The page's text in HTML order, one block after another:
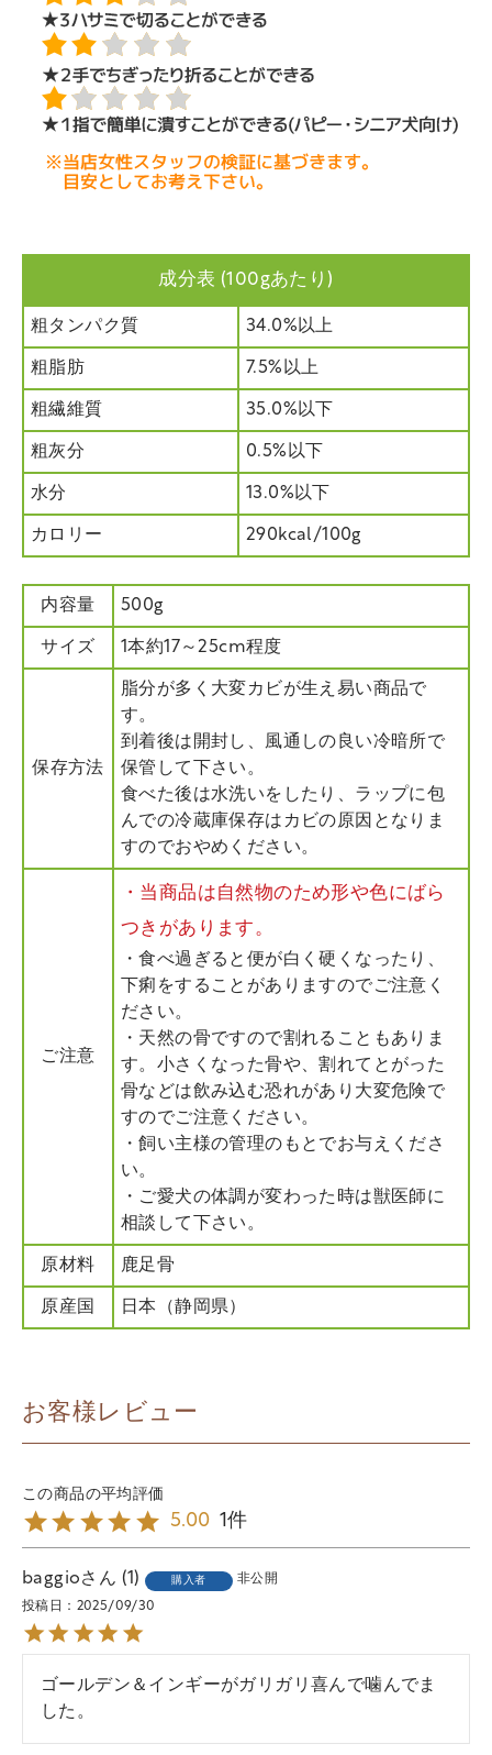
成分表 (100gあたり)
粗タンパク質 34.0%以上
粗脂肪 7.5%以上
粗繊維質 35.0%以下
粗灰分 0.5%以下
水分 13.0%以下
カロリー 290kcal/100g
内容量 500g
サイズ 1本約17～25cm程度
保存方法
脂分が多く大変カビが生え易い商品で
す。
到着後は開封し、風通しの良い冷暗所で
保管して下さい。
食べた後は水洗いをしたり、ラップに包
んでの冷蔵庫保存はカビの原因となりま
すのでおやめください。
ご注意
・当商品は自然物のため形や色にばら
つきがあります。
・食べ過ぎると便が白く硬くなったり、
下痢をすることがありますのでご注意く
ださい。
・天然の骨ですので割れることもありま
す。小さくなった骨や、割れてとがった
骨などは飲み込む恐れがあり大変危険で
すのでご注意ください。
・飼い主様の管理のもとでお与えくださ
い。
・ご愛犬の体調が変わった時は獣医師に
相談して下さい。
原材料 鹿足骨
原産国 日本（静岡県）
お客様レビュー
5.00 1
baggio 1 購入者 非公開
投稿日 2025/09/30
ゴールデン＆インギーがガリガリ喜んで噛んでま
した。